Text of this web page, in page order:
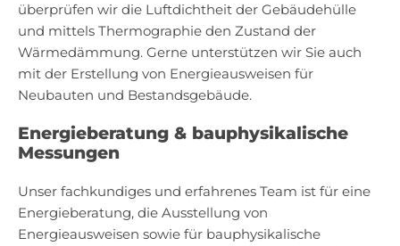
überprüfen wir die Luftdichtheit der Gebäudehülle
und mittels Thermographie den Zustand der
Wärmedämmung. Gerne unterstützen wir Sie auch
mit der Erstellung von Energieausweisen für
Neubauten und Bestandsgebäude.
Energieberatung & bauphysikalische
Messungen
Unser fachkundiges und erfahrenes Team ist für eine
Energieberatung, die Ausstellung von
Energieausweisen sowie für bauphysikalische